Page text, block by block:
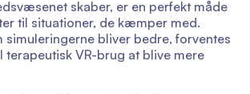
skaber, er en perfekt måde
til situationer, de kæmper med.
simuleringerne bliver bedre, forventes
terapeutisk VR-brug at blive mere